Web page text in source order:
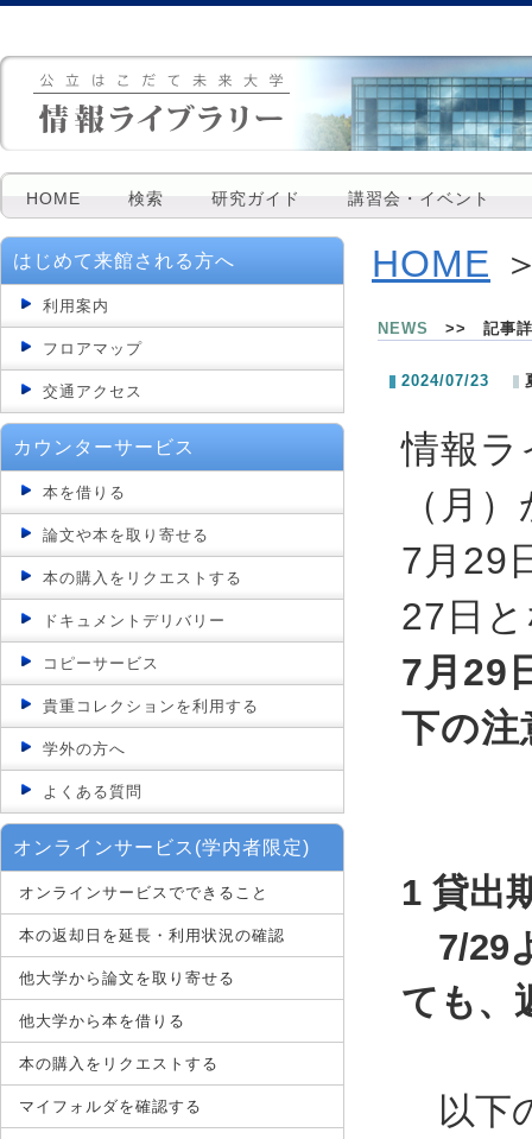
HOME 検索 研究ガイド 講習会・イベント
はじめて来館される方へ
利用案内
フロアマップ
交通アクセス
カウンターサービス
本を借りる
論文や本を取り寄せる
本の購入をリクエストする
ドキュメントデリバリー
コピーサービス
貴重コレクションを利用する
学外の方へ
よくある質問
オンラインサービス(学内者限定)
オンラインサービスでできること
本の返却日を延長・利用状況の確認
他大学から論文を取り寄せる
他大学から本を借りる
本の購入をリクエストする
マイフォルダを確認する
HOME
NEWS >> 記事
2024/07/23
情報ラ
（月
7月29
27日
7月29
下の注
1 貸出
7/29
ても、
以下